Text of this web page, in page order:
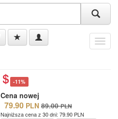
Menu
-11%
Cena nowej
79.90 PLN 89.00 PLN
Najniższa cena z 30 dni: 79.90 PLN